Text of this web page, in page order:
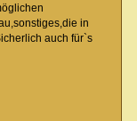
in
auch für`s